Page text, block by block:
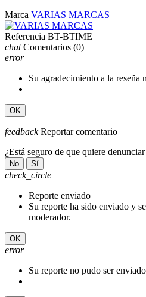
Marca VARIAS MARCAS
Referencia BT-BTIME
chat Comentarios (0)
error
Su agradecimiento a la reseña
OK
feedback Reportar comentario
¿Está seguro de que quiere
No Sí
check_circle
Reporte enviado
Su reporte ha sido enviado y
moderador.
OK
error
Su reporte no pudo ser enviado